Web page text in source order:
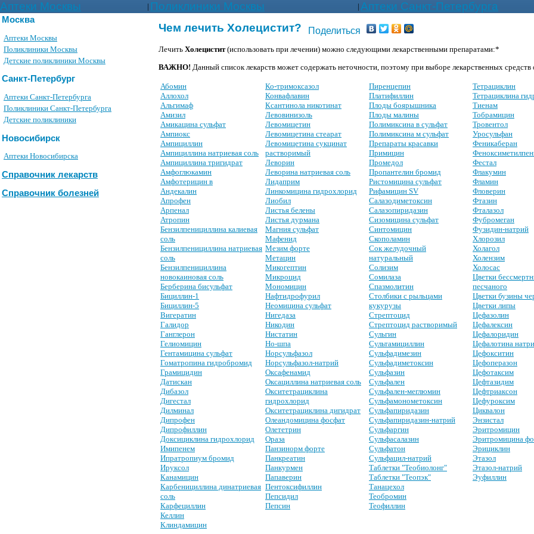
Аптеки Москвы | Поликлиники Москвы | Аптеки Санкт-Петербурга
Москва
Аптеки Москвы
Поликлиники Москвы
Детские поликлиники Москвы
Санкт-Петербург
Аптеки Санкт-Петербурга
Поликлиники Санкт-Петербурга
Детские поликлиники
Новосибирск
Аптеки Новосибирска
Справочник лекарств
Справочник болезней
Чем лечить Холецистит? Поделиться
Лечить Холецистит(использовать при лечении) можно следующими лекарственными препаратами:*
ВАЖНО! Данный список лекарств может содержать неточности, поэтому при выборе лекарственных средств
Абомин
Аллохол
Альгимаф
Амизил
Амикацина сульфат
Ампиокс
Ампициллин
Ампициллина натриевая соль
Ампициллина тригидрат
Амфоглюкамин
Амфотерицин в
Андекалин
Апрофен
Арпенал
Атропин
Бензилпенициллина калиевая
соль
Бензилпенициллина натриевая
соль
Бензилпенициллина
новокаиновая соль
Берберина бисульфат
Бициллин-1
Бициллин-5
Вигератин
Галидор
Ганглерон
Гелиомицин
Гентамицина сульфат
Гоматропина гидробромид
Грамицидин
Датискан
Дибазол
Дигестал
Дилминал
Дипрофен
Дипрофиллин
Доксициклина гидрохлорид
Имипенем
Ипратропиум бромид
Ируксол
Канамицин
Карбенициллина динатриевая
соль
Карфециллин
Келлин
Клиндамицин
Ко-тримоксазол
Конвафлавин
Ксантинола никотинат
Левовинизоль
Левомицетин
Левомицетина стеарат
Левомицетина сукцинат
растворимый
Леворин
Леворина натриевая соль
Лидаприм
Линкомицина гидрохлорид
Лиобил
Листья белены
Листья дурмана
Магния сульфат
Мафенид
Мезим форте
Метацин
Микогептин
Микроцид
Мономицин
Нафтидрофурил
Неомицина сульфат
Нигедаза
Никодин
Нистатин
Но-шпа
Норсульфазол
Норсульфазол-натрий
Оксафенамид
Оксациллина натриевая соль
Окситетрациклина
гидрохлорид
Окситетрациклина дигидрат
Олеандомицина фосфат
Олететрин
Ораза
Панзинорм форте
Панкреатин
Панкурмен
Папаверин
Пентоксифиллин
Пепсидил
Пепсин
Пиренцепин
Платифиллин
Плоды боярышника
Плоды малины
Полимиксина в сульфат
Полимиксина м сульфат
Препараты красавки
Примицин
Промедол
Пропантелин бромид
Ристомицина сульфат
Рифамицин SV
Салазодиметоксин
Салазопиридазин
Сизомицина сульфат
Синтомицин
Скополамин
Сок желудочный
натуральный
Солизим
Сомилаза
Спазмолитин
Столбики с рыльцами
кукурузы
Стрептоцид
Стрептоцид растворимый
Сульгин
Сультамициллин
Сульфадимезин
Сульфадиметоксин
Сульфазин
Сульфален
Сульфален-меглюмин
Сульфамонометоксин
Сульфапиридазин
Сульфапиридазин-натрий
Сульфаргин
Сульфасалазин
Сульфатон
Сульфацил-натрий
Таблетки "Теобиолонг"
Таблетки "Теопэк"
Танацехол
Теобромин
Теофиллин
Тетрациклин
Тетрациклина
Тиенам
Тобрамицин
Тровентол
Уросульфан
Феникаберан
Фестал
Флакумин
Фламин
Фловерин
Фтазин
Фталазол
Фубромеган
Фузидин-натрий
Хлорозил
Холагол
Холензим
Холосас
Цветки
песчаного
Цветки бузины
Цветки липы
Цефазолин
Цефалексин
Цефалоридин
Цефалотина
Цефокситин
Цефоперазон
Цефотаксим
Цефтазидим
Цефтриаксон
Цефуроксим
Циквалон
Энзистал
Эритромицин
Эритромицина
Эрициклин
Этазол
Этазол-натрий
Эуфиллин